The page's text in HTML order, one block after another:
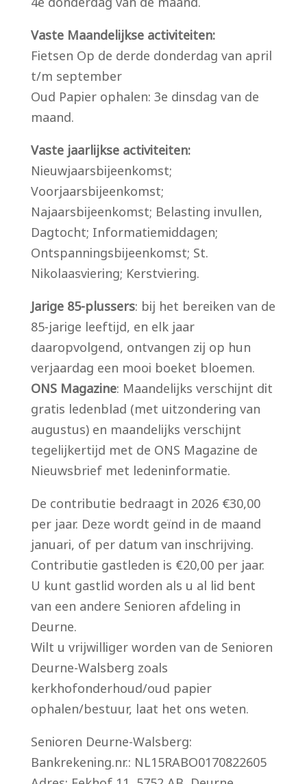
Vaste Maandelijkse activiteiten:
Fietsen Op de derde donderdag van april
t/m september
Oud Papier ophalen: 3e dinsdag van de
maand.
Vaste jaarlijkse activiteiten:
Nieuwjaarsbijeenkomst;
Voorjaarsbijeenkomst;
Najaarsbijeenkomst; Belasting invullen,
Dagtocht; Informatiemiddagen;
Ontspanningsbijeenkomst; St.
Nikolaasviering; Kerstviering.
Jarige 85-plussers: bij het bereiken van de
85-jarige leeftijd, en elk jaar
daaropvolgend, ontvangen zij op hun
verjaardag een mooi boeket bloemen.
ONS Magazine: Maandelijks verschijnt dit
gratis ledenblad (met uitzondering van
augustus) en maandelijks verschijnt
tegelijkertijd met de ONS Magazine de
Nieuwsbrief met ledeninformatie.
De contributie bedraagt in 2026 €30,00
per jaar. Deze wordt geïnd in de maand
januari, of per datum van inschrijving.
Contributie gastleden is €20,00 per jaar.
U kunt gastlid worden als u al lid bent
van een andere Senioren afdeling in
Deurne.
Wilt u vrijwilliger worden van de Senioren
Deurne-Walsberg zoals
kerkhofonderhoud/oud papier
ophalen/bestuur, laat het ons weten.
Senioren Deurne-Walsberg:
Bankrekening.nr.: NL15RABO0170822605